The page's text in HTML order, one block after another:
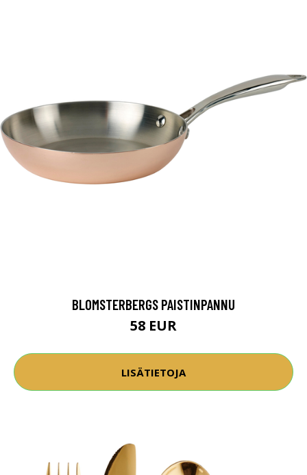
BLOMSTERBERGS PAISTINPANNU
58 EUR
LISÄTIETOJA